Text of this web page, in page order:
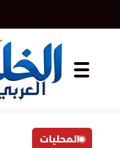
المحليات